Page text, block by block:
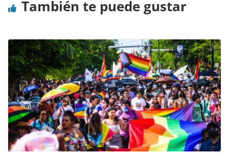
También te puede gustar